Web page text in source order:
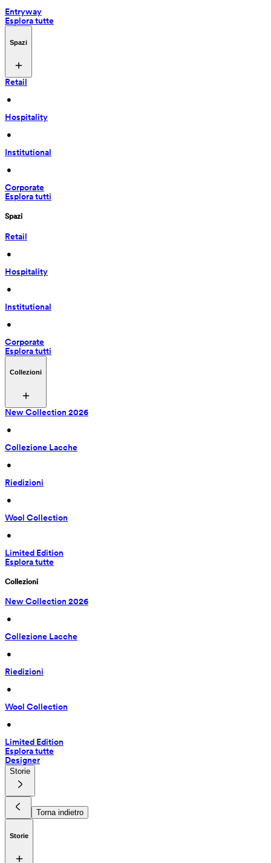
Entryway
Esplora tutte
Spazi
Retail
•
Hospitality
•
Institutional
•
Corporate
Esplora tutti
Spazi
Retail
•
Hospitality
•
Institutional
•
Corporate
Esplora tutti
Collezioni
New Collection 2026
•
Collezione Lacche
•
Riedizioni
•
Wool Collection
•
Limited Edition
Esplora tutte
Collezioni
New Collection 2026
•
Collezione Lacche
•
Riedizioni
•
Wool Collection
•
Limited Edition
Esplora tutte
Designer
Storie
Torna indietro
Storie